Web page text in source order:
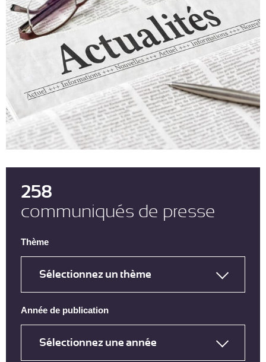
258
communiqués de presse
Thème
Année de publication